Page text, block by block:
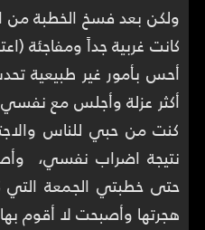
ولكن بعد فسخ الخطبة من
كانت غربية جداً ومفاجئة
أحس بأمور غير طبيعية
أكثر عزلة وأجلس مع
كنت من حبي للناس
نتيجة اضراب نفسي،
حتى خطبتي الجمعة
هجرتها وأصبحت لا أقوم